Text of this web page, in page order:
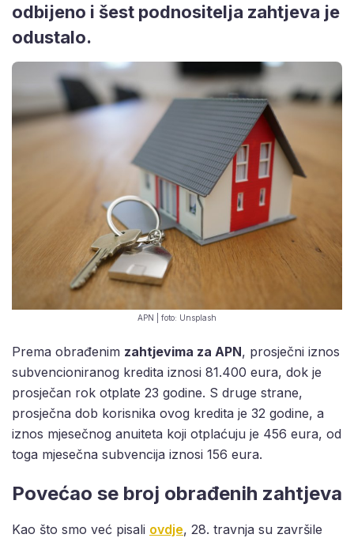
odbijeno i šest podnositelja zahtjeva je
odustalo.
APN | foto: Unsplash
Prema obrađenim zahtjevima za APN, prosječni iznos
subvencioniranog kredita iznosi 81.400 eura, dok je
prosječan rok otplate 23 godine. S druge strane,
prosječna dob korisnika ovog kredita je 32 godine, a
iznos mjesečnog anuiteta koji otplaćuju je 456 eura, od
toga mjesečna subvencija iznosi 156 eura.
Povećao se broj obrađenih zahtjeva
Kao što smo već pisali ovdje, 28. travnja su završile